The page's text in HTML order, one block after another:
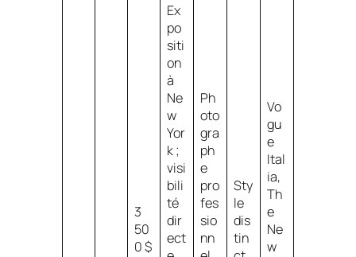
3
50
0 $
Ex
po
siti
on
à
Ne
w
Yor
k ;
visi
bili
té
dir
ect
Ph
oto
gra
ph
e
pro
fes
sio
nn
Sty
le
dis
tin
Vo
gu
e
Ital
ia,
Th
e
Ne
w